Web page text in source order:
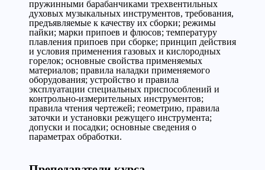
пружинными барабанчиками трехвентильных
духовых музыкальных инструментов, требования,
предъявляемые к качеству их сборки; режимы
пайки; марки припоев и флюсов; температуру
плавления припоев при сборке; принцип действия
и условия применения газовых и кислородных
горелок; основные свойства применяемых
материалов; правила наладки применяемого
оборудования; устройство и правила
эксплуатации специальных приспособлений и
контрольно-измерительных инструментов;
правила чтения чертежей; геометрию, правила
заточки и установки режущего инструмента;
допуски и посадки; основные сведения о
параметрах обработки.